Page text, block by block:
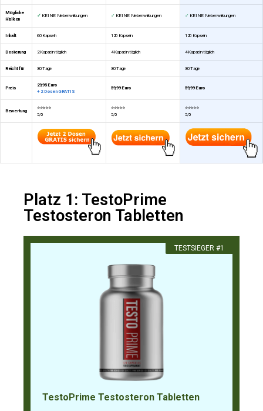
Mögliche
Risiken
✓ KEINE Nebenwirkungen ✓ KEINE Nebenwirkungen ✓ KEINE Nebenwirkungen
Inhalt 60 Kapseln 120 Kapseln 120 Kapseln
Dosierung 2 Kapseln täglich 4 Kapseln täglich 4 Kapseln täglich
Reicht für 30 Tage 30 Tage 30 Tage
Preis
29,95 Euro
+ 2 Dosen GRATIS
59,99 Euro 59,99 Euro
Bewertung
⭐⭐⭐⭐⭐
5/5
⭐⭐⭐⭐⭐
5/5
⭐⭐⭐⭐⭐
5/5
Platz 1: TestoPrime
Testosteron Tabletten
​TESTSIEGER #1
TestoPrime Testosteron Tabletten